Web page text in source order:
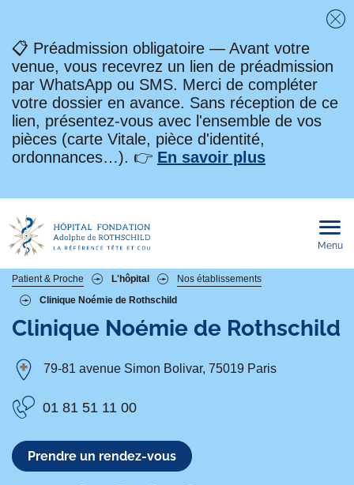
📋 Préadmission obligatoire — Avant votre
venue, vous recevrez un lien de préadmission
par WhatsApp ou SMS. Merci de compléter
votre dossier en avance. Sans réception de ce
lien, présentez-vous avec l'ensemble de vos
pièces (carte Vitale, pièce d'identité,
ordonnances…). 👉 En savoir plus
Menu
Fil
d'Ariane
Patient & Proche L'hôpital
Nos établissements
Clinique Noémie de Rothschild
Clinique Noémie de Rothschild
79-81 avenue Simon Bolivar, 75019 Paris
01 81 51 11 00
Prendre un rendez-vous